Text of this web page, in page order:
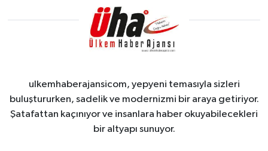
ulkemhaberajansicom, yepyeni temasıyla sizleri
buluştururken, sadelik ve modernizmi bir araya getiriyor.
Şatafattan kaçınıyor ve insanlara haber okuyabilecekleri
bir altyapı sunuyor.